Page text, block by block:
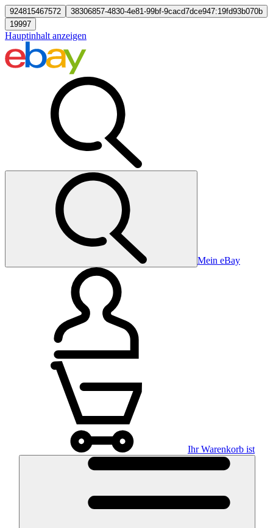
924815467572
38306857-4830-4e81-99bf-9cacd7dce947:19fd93b070b
19997
Hauptinhalt anzeigen
Mein eBay
Ihr Warenkorb ist